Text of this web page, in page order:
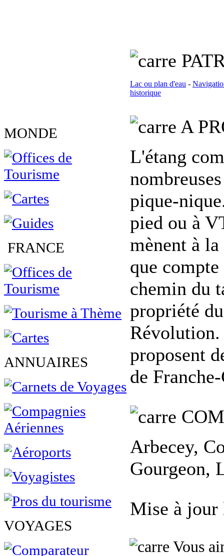
MONDE
FRANCE
ANNUAIRES
VOYAGES
Lac ou plan d'eau -
historique
A
L'étang
pique-
pied ou à
mènent à
que
chemin du
propriété
Révolution.
proposent
de
Arbecey,
Gourgeon,
Mise à jour
Vous